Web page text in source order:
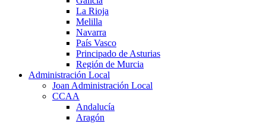
La Rioja
Melilla
Navarra
País Vasco
Principado de Asturias
Región de Murcia
Administración Local
Joan Administración Local
CCAA
Andalucía
Aragón